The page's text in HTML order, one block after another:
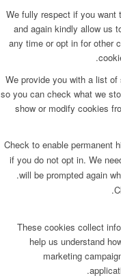
We fully respect if you want
and again kindly allow us
any time or opt in for other
We provide you with a list
so you can check what we
show or modify cookies
Check to enable permanent
if you do not opt in. We
will be prompted again
These cookies collect
help us understand
marketing